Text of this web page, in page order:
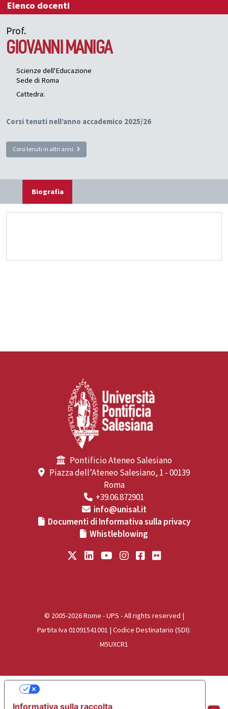
Elenco docenti
Prof.
GIOVANNI MANIGA
Scienze dell'Educazione
Sede di Roma
Cattedra:
Corsi tenuti nell’anno accademico 2025/26
Corsi tenuti in altri anni
Biografia
Pontificio Ateneo Salesiano
Piazza dell’Ateneo Salesiano, 1 - 00139
Roma
+39.06.872901
info@unisal.it
Documenti di Informativa sulla privacy
Whistleblowing
© 2005-2026 Rome - UPS - All rights reserved |
Partita Iva 01091541001 | Codice Destinatario (SDI):
M5UXCR1
Informativa sulla raccolta
Le tue preferenze relative alla privacy